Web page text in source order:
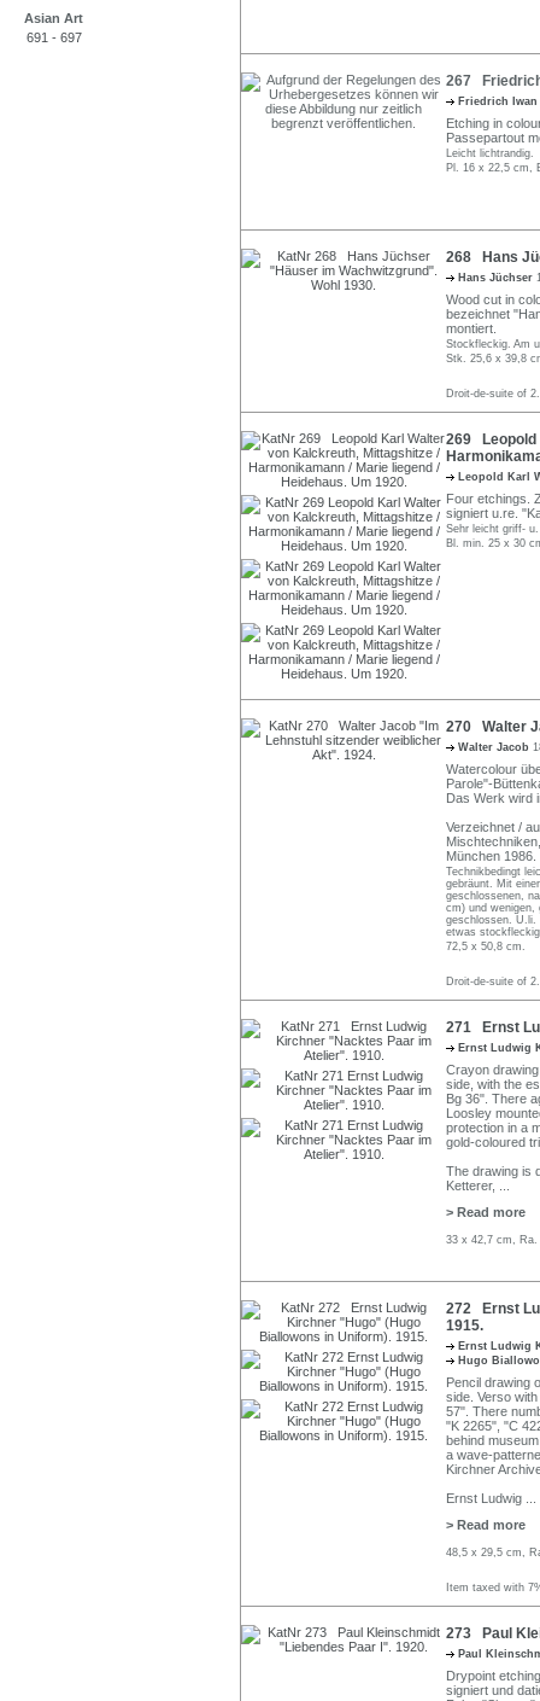
Asian Art
691 - 697
267
Friedrich Iwan
Etching in
Passepartout
Leicht lichtrandig.
Pl. 16 x 22,5 cm,
268 Hans
Hans Jüchser
Wood cut in
bezeichnet
montiert.
Stockfleckig. Am
Stk. 25,6 x 39,8
Droit-de-suite of
269 Leopold
Leopold Karl
Four etchings.
signiert u.re.
Sehr leicht griff-
Bl. min. 25 x 30
270 Walter
Walter Jacob
Watercolour
Parole"-
Das Werk wird
Verzeichnet /
München
Technikbedingt
gebräunt. Mit
geschlossenen,
cm) und wenigen,
geschlossen. U.li.
etwas
72,5 x 50,8 cm.
Droit-de-suite of
271 Ernst
Ernst Ludwig
Crayon
side, with the
Bg 36". There
Loosley
protection in a
gold-coloured
The drawing is
Ketterer,
> Read more
33 x 42,7 cm,
272 Ernst
1915.
Ernst Ludwig
Hugo
Pencil drawing
side. Verso
57". There
"K 2265", "C
behind
a wave-
Kirchner
Ernst Ludwig
> Read more
48,5 x 29,5 cm,
Item taxed with
273 Paul
Paul
Drypoint
signiert und